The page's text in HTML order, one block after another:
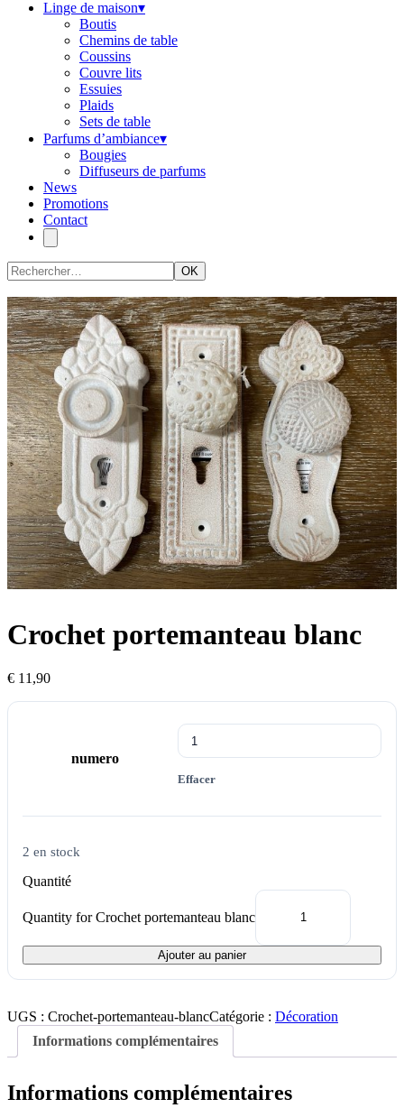
Linge de maison▾
Boutis
Chemins de table
Coussins
Couvre lits
Essuies
Plaids
Sets de table
Parfums d’ambiance▾
Bougies
Diffuseurs de parfums
News
Promotions
Contact
OK
Crochet portemanteau blanc
€ 11,90
numero
Effacer
2 en stock
Quantité
Quantity for Crochet portemanteau blanc
Ajouter au panier
UGS : Crochet-portemanteau-blancCatégorie : Décoration
Informations complémentaires
Informations complémentaires